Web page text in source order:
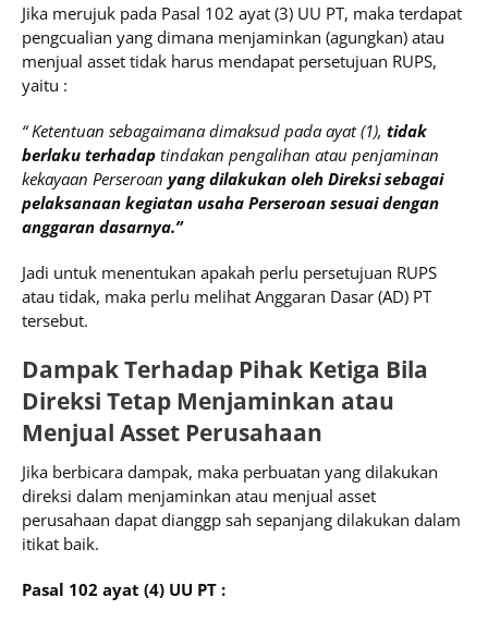
Jika merujuk pada Pasal 102 ayat (3) UU PT, maka terdapat
pengcualian yang dimana menjaminkan (agungkan) atau
menjual asset tidak harus mendapat persetujuan RUPS,
yaitu :
“ Ketentuan sebagaimana dimaksud pada ayat (1), tidak
berlaku terhadap tindakan pengalihan atau penjaminan
kekayaan Perseroan yang dilakukan oleh Direksi sebagai
pelaksanaan kegiatan usaha Perseroan sesuai dengan
anggaran dasarnya.”
Jadi untuk menentukan apakah perlu persetujuan RUPS
atau tidak, maka perlu melihat Anggaran Dasar (AD) PT
tersebut.
Dampak Terhadap Pihak Ketiga Bila
Direksi Tetap Menjaminkan atau
Menjual Asset Perusahaan
Jika berbicara dampak, maka perbuatan yang dilakukan
direksi dalam menjaminkan atau menjual asset
perusahaan dapat dianggp sah sepanjang dilakukan dalam
itikat baik.
Pasal 102 ayat (4) UU PT :